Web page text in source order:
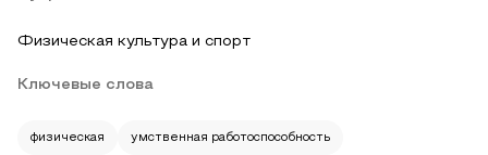
Физическая культура и спорт
Ключевые слова
физическая умственная работоспособность